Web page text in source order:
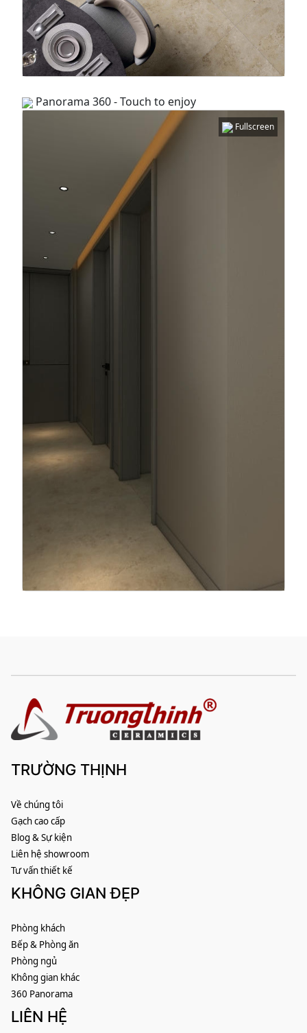
Panorama 360 - Touch to enjoy
Fullscreen
TRƯỜNG THỊNH
Về chúng tôi
Gạch cao cấp
Blog & Sự kiện
Liên hệ showroom
Tư vấn thiết kế
KHÔNG GIAN ĐẸP
Phòng khách
Bếp & Phòng ăn
Phòng ngủ
Không gian khác
360 Panorama
LIÊN HỆ